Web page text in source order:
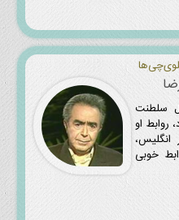
سلطنت
روابط او
انگلیس،
خوبی